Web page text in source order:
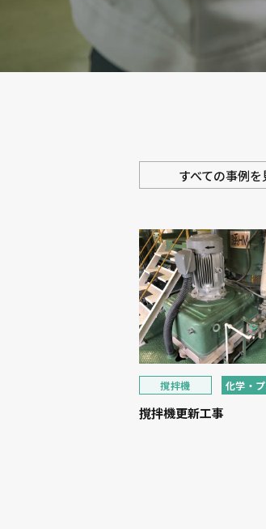
すべての事例を
撹拌機 化学・
撹拌機更新工事